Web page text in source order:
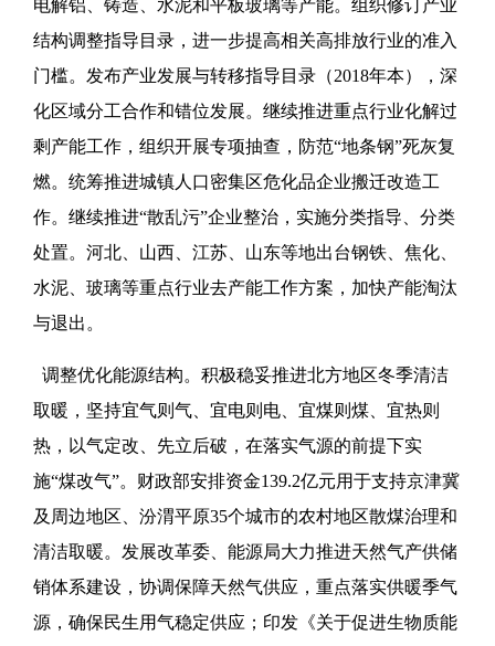
电解铝、铸造、水泥和平板玻璃等产能。组织修订产业
结构调整指导目录，进一步提高相关高排放行业的准入
门槛。发布产业发展与转移指导目录（2018年本），深
化区域分工合作和错位发展。继续推进重点行业化解过
剩产能工作，组织开展专项抽查，防范“地条钢”死灰复
燃。统筹推进城镇人口密集区危化品企业搬迁改造工
作。继续推进“散乱污”企业整治，实施分类指导、分类
处置。河北、山西、江苏、山东等地出台钢铁、焦化、
水泥、玻璃等重点行业去产能工作方案，加快产能淘汰
与退出。
调整优化能源结构。积极稳妥推进北方地区冬季清洁
取暖，坚持宜气则气、宜电则电、宜煤则煤、宜热则
热，以气定改、先立后破，在落实气源的前提下实
施“煤改气”。财政部安排资金139.2亿元用于支持京津冀
及周边地区、汾渭平原35个城市的农村地区散煤治理和
清洁取暖。发展改革委、能源局大力推进天然气产供储
销体系建设，协调保障天然气供应，重点落实供暖季气
源，确保民生用气稳定供应；印发《关于促进生物质能